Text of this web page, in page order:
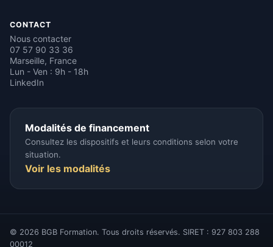
CONTACT
Nous contacter
07 57 90 33 36
Marseille, France
Lun - Ven : 9h - 18h
LinkedIn
Modalités de financement
Consultez les dispositifs et leurs conditions selon votre
situation.
Voir les modalités
© 2026 BGB Formation. Tous droits réservés. SIRET : 927 803 288
00012